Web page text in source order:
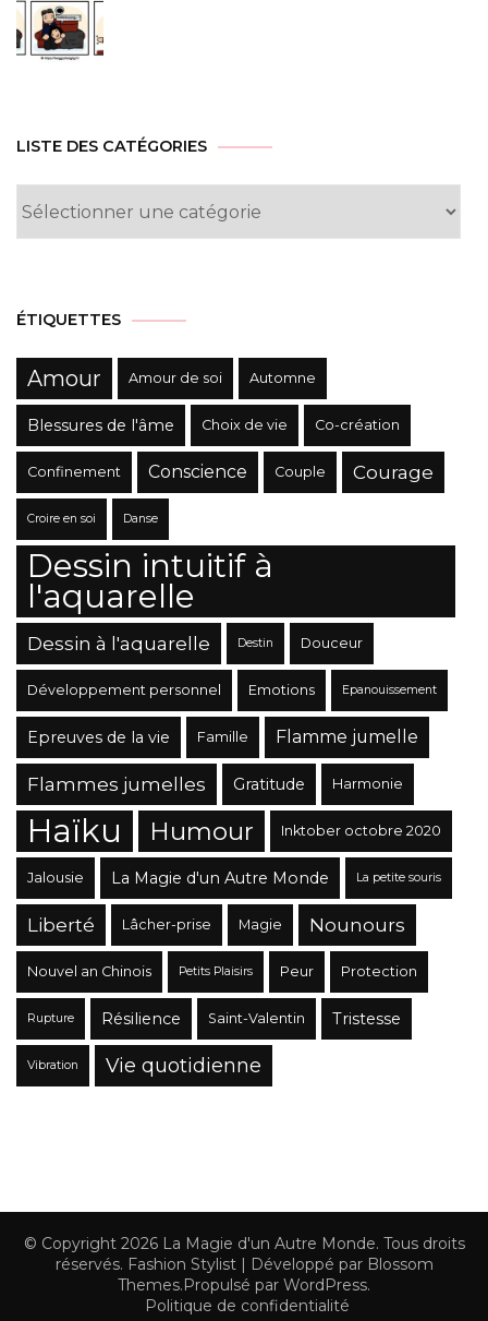
LISTE DES CATÉGORIES
ÉTIQUETTES
Amour Amour de soi Automne
Blessures de l'âme Choix de vie Co-création
Confinement Conscience Couple Courage
Croire en soi Danse
Dessin intuitif à
l'aquarelle
Dessin à l'aquarelle Destin Douceur
Développement personnel Emotions Epanouissement
Epreuves de la vie Famille Flamme jumelle
Flammes jumelles Gratitude Harmonie
Haïku Humour Inktober octobre 2020
Jalousie La Magie d'un Autre Monde La petite souris
Liberté Lâcher-prise Magie Nounours
Nouvel an Chinois Petits Plaisirs Peur Protection
Rupture Résilience Saint-Valentin Tristesse
Vibration Vie quotidienne
© Copyright 2026 La Magie d'un Autre Monde. Tous droits
réservés. Fashion Stylist | Développé par Blossom
Themes.Propulsé par WordPress.
Politique de confidentialité